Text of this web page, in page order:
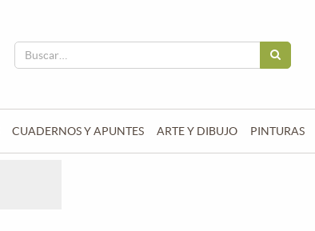
CUADERNOS Y APUNTES ARTE Y DIBUJO PINTURAS